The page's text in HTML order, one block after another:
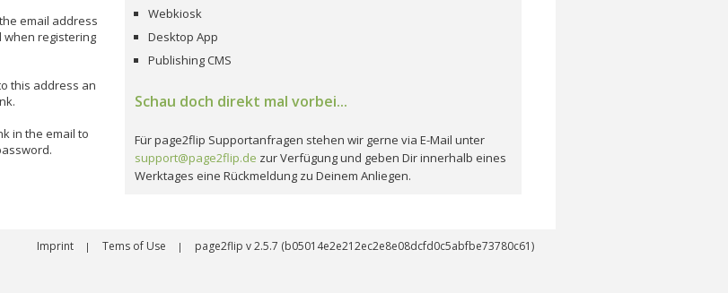
email address
when registering
this address an
in the email to
Webkiosk
Desktop App
Publishing CMS
Schau doch direkt mal vorbei...
Für page2flip Supportanfragen stehen wir gerne via E-Mail unter
support@page2flip.de zur Verfügung und geben Dir innerhalb eines
Werktages eine Rückmeldung zu Deinem Anliegen.
Imprint | Tems of Use | page2flip v 2.5.7 (b05014e2e212ec2e8e08dcfd0c5abfbe73780c61)